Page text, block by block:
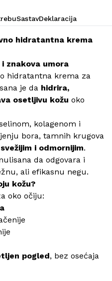
SastavDeklaracija
hidratantna krema
znakova umora
hidratantna krema za
je da hidrira,
osetljivu kožu oko
kolagenom i
bora, tamnih krugova
svežijim i odmornijim.
da odgovara i
ali efikasnu negu.
kožu?
oko očiju:
pogled, bez osećaja